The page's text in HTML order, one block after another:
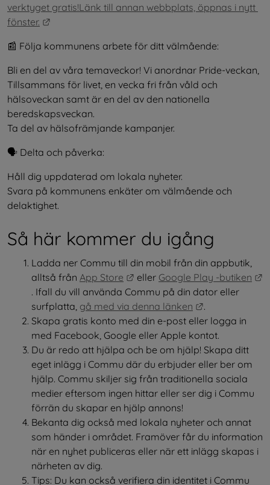
verktyget gratis!Länk till annan webbplats, öppnas i nytt
fönster.
📰 Följa kommunens arbete för ditt välmående:
Bli en del av våra temaveckor! Vi anordnar Pride-veckan,
Tillsammans för livet, en vecka fri från våld och
hälsoveckan samt är en del av den nationella
beredskapsveckan.
Ta del av hälsofrämjande kampanjer.
🗣️ Delta och påverka:
Håll dig uppdaterad om lokala nyheter.
Svara på kommunens enkäter om välmående och
delaktighet.
Så här kommer du igång
Ladda ner Commu till din mobil från din appbutik,
alltså från App Store Länk till annan webbplats.
eller Google Play -butiken
Länk till annan webbplats.
. Ifall du vill använda Commu på din dator eller
surfplatta, gå med via denna länken Länk till
.
Skapa gratis konto med din e-post eller logga in
med Facebook, Google eller Apple kontot.
Du är redo att hjälpa och be om hjälp! Skapa ditt
eget inlägg i Commu där du erbjuder eller ber om
hjälp. Commu skiljer sig från traditionella sociala
medier eftersom ingen hittar eller ser dig i Commu
förrän du skapar en hjälp annons!
Bekanta dig också med lokala nyheter och annat
som händer i området. Framöver får du information
när en nyhet publiceras eller när ett inlägg skapas i
närheten av dig.
Tips: Du kan också verifiera din identitet i Commu